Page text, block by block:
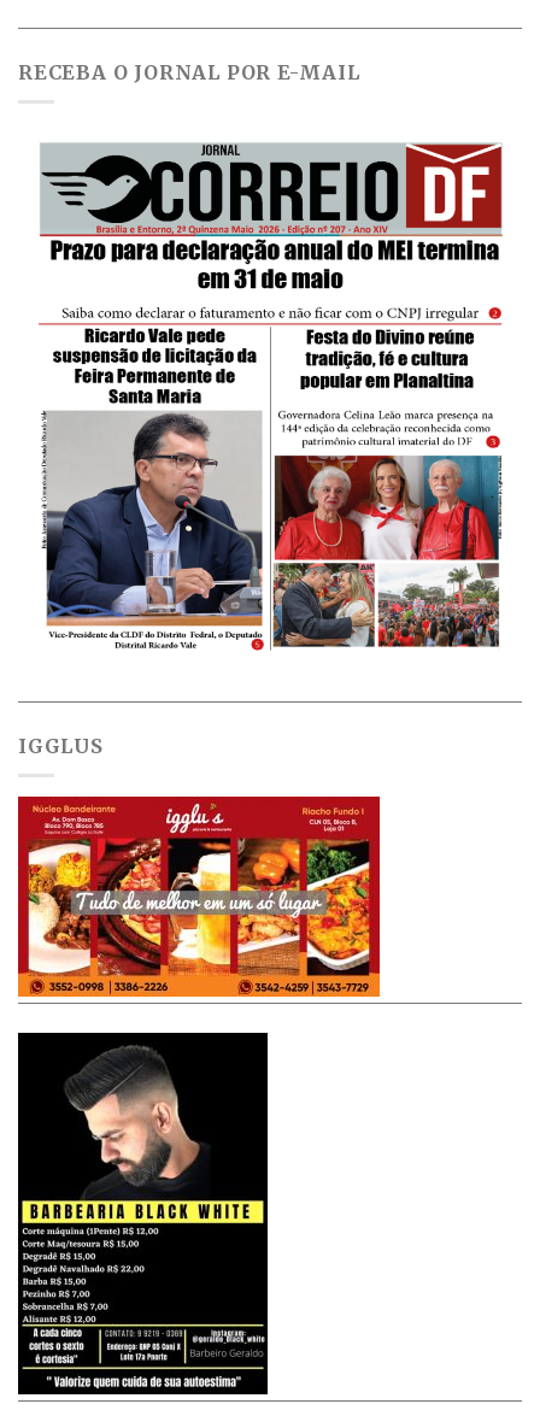
RECEBA O JORNAL POR E-MAIL
IGGLUS